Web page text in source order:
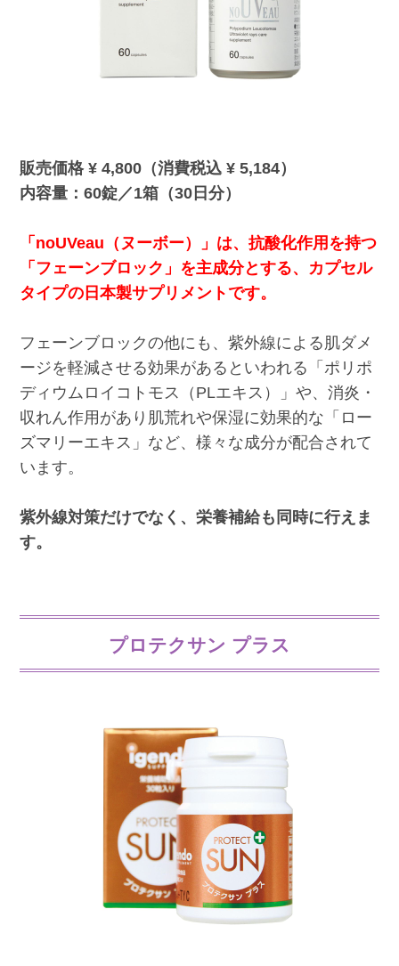
販売価格 ¥ 4,800（消費税込 ¥ 5,184）
内容量：60錠／1箱（30日分）
「noUVeau（ヌーボー）」は、抗酸化作用を持つ
「フェーンブロック」を主成分とする、カプセル
タイプの日本製サプリメントです。
フェーンブロックの他にも、紫外線による肌ダメ
ージを軽減させる効果があるといわれる「ポリポ
ディウムロイコトモス（PLエキス）」や、消炎・
収れん作用があり肌荒れや保湿に効果的な「ロー
ズマリーエキス」など、様々な成分が配合されて
います。
紫外線対策だけでなく、栄養補給も同時に行えま
す。
プロテクサン プラス